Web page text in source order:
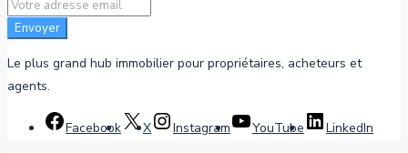
Envoyer
Le plus grand hub immobilier pour propriétaires, acheteurs et
agents.
Facebook X Instagram YouTube LinkedIn